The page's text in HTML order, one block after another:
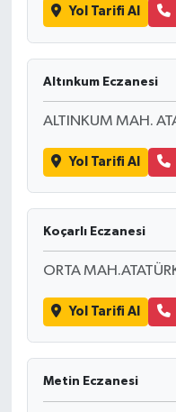
Yol Tarifi Al
Altınkum Eczanesi
ALTINKUM MAH.
Yol Tarifi Al
Koçarlı Eczanesi
ORTA
Yol Tarifi Al
Metin Eczanesi